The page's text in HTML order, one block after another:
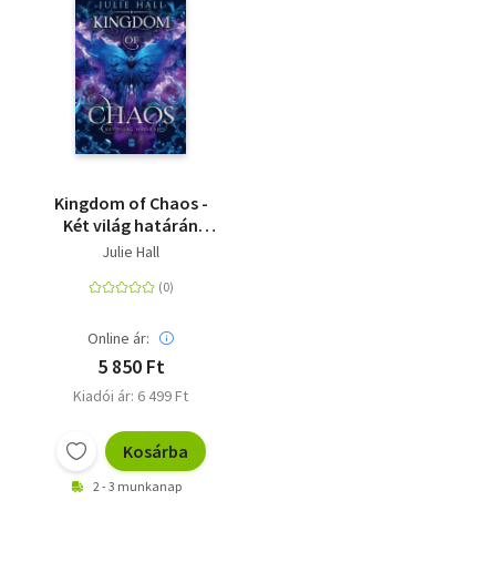
Kingdom of Chaos -
Két világ határán
(Különleges kiadás)
Julie Hall
Online ár:
5 850 Ft
Kiadói ár: 6 499 Ft
Kosárba
2 - 3 munkanap